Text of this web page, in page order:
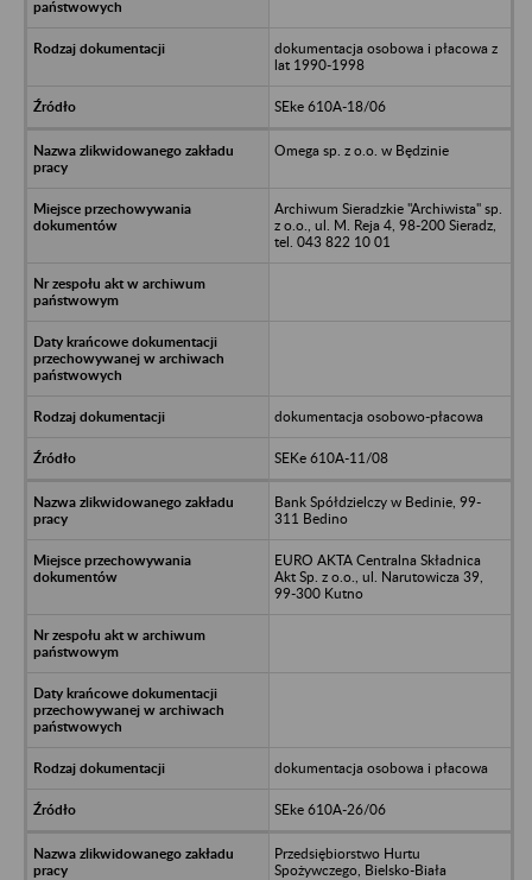
dokumentacja osobowa i płacowa z
lat 1990-1998
SEke 610A-18/06
Omega sp. z o.o. w Będzinie
Archiwum Sieradzkie "Archiwista" sp.
z o.o., ul. M. Reja 4, 98-200 Sieradz,
tel. 043 822 10 01
dokumentacja osobowo-płacowa
SEKe 610A-11/08
Bank Spółdzielczy w Bedinie, 99-
311 Bedino
EURO AKTA Centralna Składnica
Akt Sp. z o.o., ul. Narutowicza 39,
99-300 Kutno
dokumentacja osobowa i płacowa
SEke 610A-26/06
Przedsiębiorstwo Hurtu
Spożywczego, Bielsko-Biała